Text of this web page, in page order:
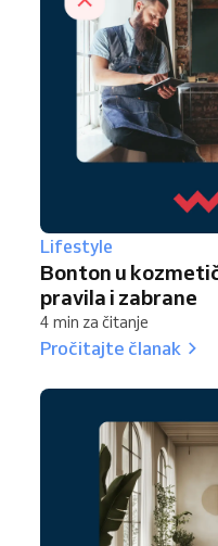
Lifestyle
Bonton u
pravila i zabrane
4 min za čitanje
Pročitajte članak